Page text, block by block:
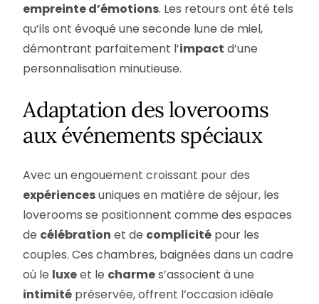
empreinte d’émotions. Les retours ont été tels
qu’ils ont évoqué une seconde lune de miel,
démontrant parfaitement l’impact d’une
personnalisation minutieuse.
Adaptation des loverooms
aux événements spéciaux
Avec un engouement croissant pour des
expériencesuniques en matière de séjour, les
loverooms se positionnent comme des espaces
de célébration et de complicité pour les
couples. Ces chambres, baignées dans un cadre
où le luxeet le charmes’associent à une
intimité préservée, offrent l’occasion idéale